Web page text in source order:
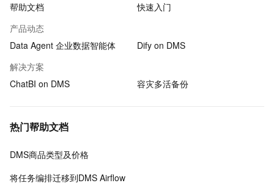
帮助文档
快速入门
产品动态
Data Agent 企业数据智能体
Dify on DMS
解决方案
ChatBI on DMS
容灾多活备份
热门帮助文档
DMS商品类型及价格
将任务编排迁移到DMS Airflow